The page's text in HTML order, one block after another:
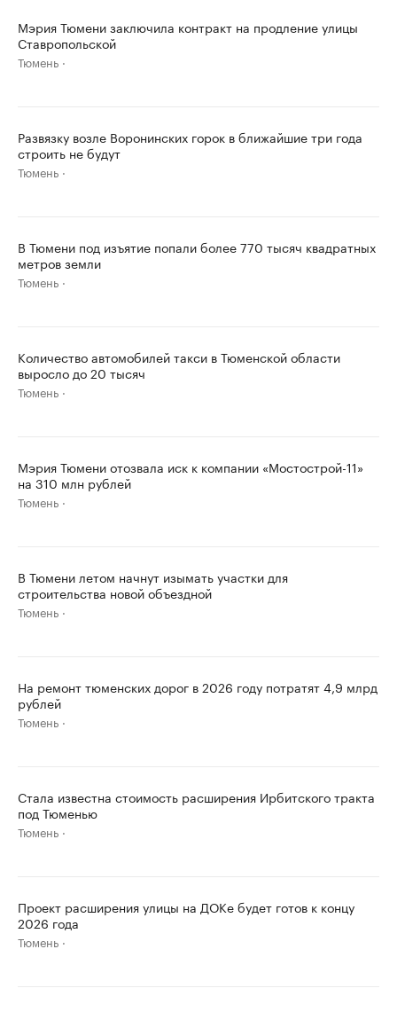
Мэрия Тюмени заключила контракт на продление улицы
Ставропольской
Тюмень
Развязку возле Воронинских горок в ближайшие три года
строить не будут
Тюмень
В Тюмени под изъятие попали более 770 тысяч квадратных
метров земли
Тюмень
Количество автомобилей такси в Тюменской области
выросло до 20 тысяч
Тюмень
Мэрия Тюмени отозвала иск к компании «Мостострой-11»
на 310 млн рублей
Тюмень
В Тюмени летом начнут изымать участки для
строительства новой объездной
Тюмень
На ремонт тюменских дорог в 2026 году потратят 4,9 млрд
рублей
Тюмень
Стала известна стоимость расширения Ирбитского тракта
под Тюменью
Тюмень
Проект расширения улицы на ДОКе будет готов к концу
2026 года
Тюмень